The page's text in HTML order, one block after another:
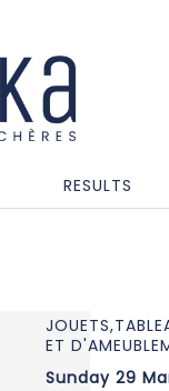
RESULTS
ET
Sunday 29